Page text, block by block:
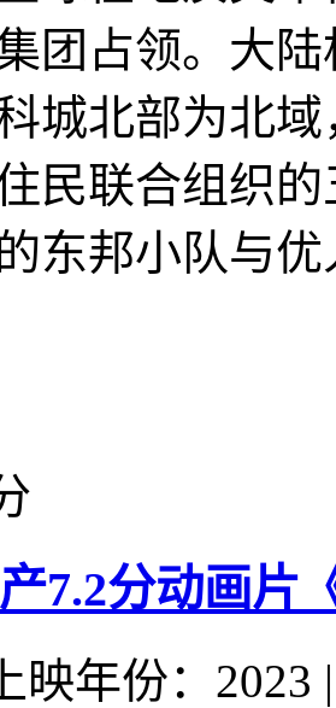
团占领。大
城北部为北
民联合组织
东邦小队与
7.2分动画片
上映年份：2023 |